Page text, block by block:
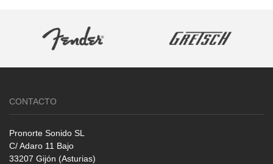
CONTACTO
Pronorte Sonido SL
C/ Adaro 11 Bajo
33207 Gijón (Asturias)